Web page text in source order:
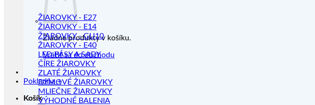
Žiadne produkty v košíku.
Vrátiť sa do obchodu
Pokladňa +
Košík
ŽIAROVKY - E27
ŽIAROVKY - E14
ŽIAROVKY - GU10
ŽIAROVKY - E40
LED PÁSY A SADY
ČÍRE ŽIAROVKY
ZLATÉ ŽIAROVKY
DYMOVÉ ŽIAROVKY
MLIEČNE ŽIAROVKY
VÝHODNÉ BALENIA